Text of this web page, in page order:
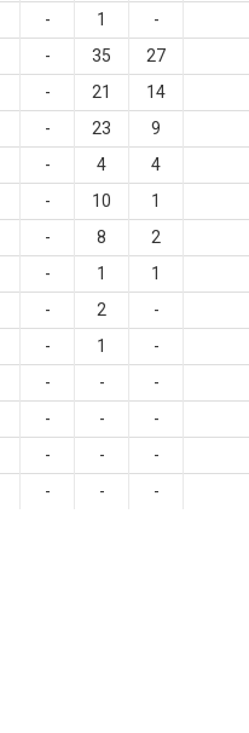
- 1 -
- 35 27
- 21 14
- 23 9
- 4 4
- 10 1
- 8 2
- 1 1
- 2 -
- 1 -
- - -
- - -
- - -
- - -